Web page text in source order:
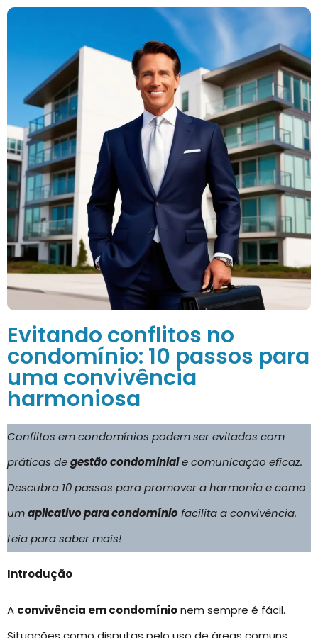
Evitando conflitos no
condomínio: 10 passos para
uma convivência
harmoniosa
Conflitos em condomínios podem ser evitados com
práticas degestão condominiale comunicação eficaz.
Descubra 10 passos para promover a harmonia e como
umaplicativo para condomíniofacilita a convivência.
Leia para saber mais!
Introdução
A convivência em condomínionem sempre é fácil.